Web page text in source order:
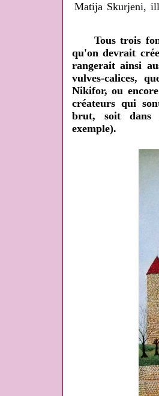
Matija Skurjeni,
Tous trois font
qu'on devrait
rangerait ainsi
vulves-calices,
Nikifor, ou
créateurs qui
brut, soit dans
exemple).